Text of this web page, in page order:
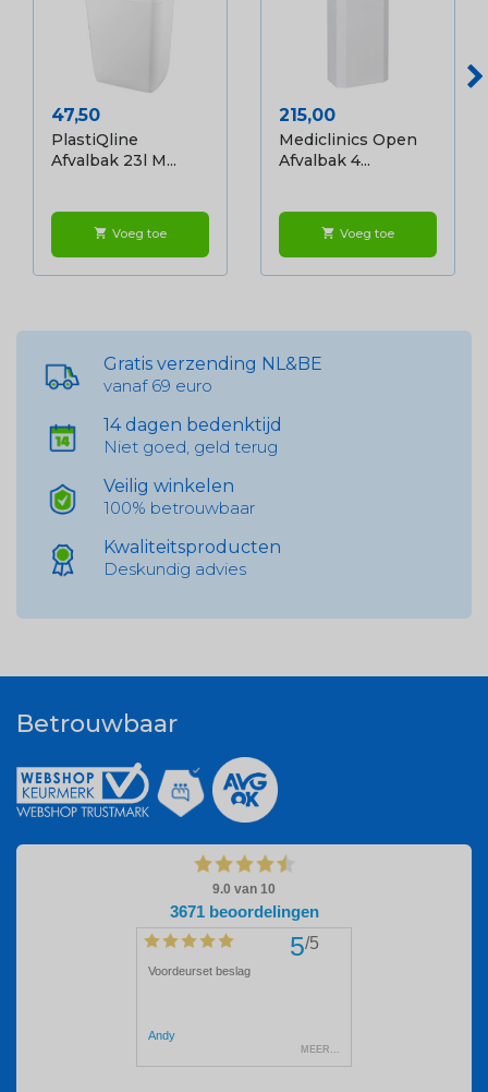
Prijs
47,50
PlastiQline
Afvalbak 23l M...
shopping_cart Voeg toe
Prijs
215,00
Mediclinics Open
Afvalbak 4...
shopping_cart Voeg toe
Gratis verzending NL&BE
vanaf 69 euro
14 dagen bedenktijd
Niet goed, geld terug
Veilig winkelen
100% betrouwbaar
Kwaliteitsproducten
Deskundig advies
Betrouwbaar